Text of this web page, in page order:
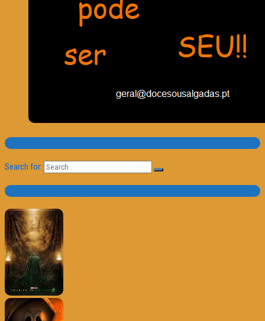
Pesquisa
Search for:
Trailer e Poster do Dia